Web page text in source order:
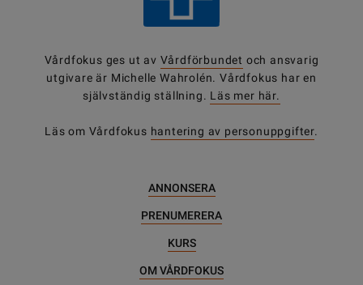
Vårdfokus ges ut av Vårdförbundet och ansvarig
utgivare är Michelle Wahrolén. Vårdfokus har en
självständig ställning. Läs mer här.
Läs om Vårdfokus hantering av personuppgifter.
ANNONSERA
PRENUMERERA
KURS
OM VÅRDFOKUS